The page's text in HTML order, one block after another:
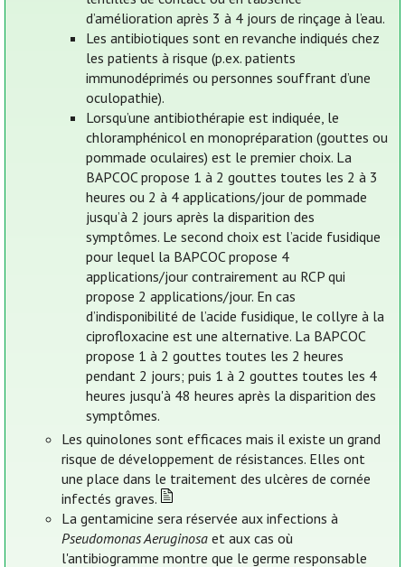
d’amélioration après 3 à 4 jours de rinçage à l’eau.
Les antibiotiques sont en revanche indiqués chez
les patients à risque (p.ex. patients
immunodéprimés ou personnes souffrant d’une
oculopathie).
Lorsqu’une antibiothérapie est indiquée, le
chloramphénicol en monopréparation (gouttes ou
pommade oculaires) est le premier choix. La
BAPCOC propose 1 à 2 gouttes toutes les 2 à 3
heures ou 2 à 4 applications/jour de pommade
jusqu’à 2 jours après la disparition des
symptômes. Le second choix est l’acide fusidique
pour lequel la BAPCOC propose 4
applications/jour contrairement au RCP qui
propose 2 applications/jour. En cas
d’indisponibilité de l’acide fusidique, le collyre à la
ciprofloxacine est une alternative. La BAPCOC
propose 1 à 2 gouttes toutes les 2 heures
pendant 2 jours; puis 1 à 2 gouttes toutes les 4
heures jusqu'à 48 heures après la disparition des
symptômes.
Les quinolones sont efficaces mais il existe un grand
risque de développement de résistances. Elles ont
une place dans le traitement des ulcères de cornée
infectés graves.
La gentamicine sera réservée aux infections à
Pseudomonas Aeruginosa et aux cas où
l'antibiogramme montre que le germe responsable